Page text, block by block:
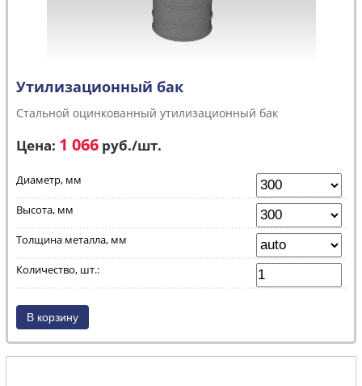
Утилизационный бак
Стальной оцинкованный утилизационный бак
Цена: 1 066 руб./шт.
Диаметр, мм
Высота, мм
Толщина металла, мм
Количество, шт.: